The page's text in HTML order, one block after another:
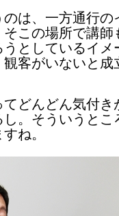
は、一方通行の
この場所で講師
としているイメ
客がいないと成
どんどん気付き
。そういうとこ
ね。